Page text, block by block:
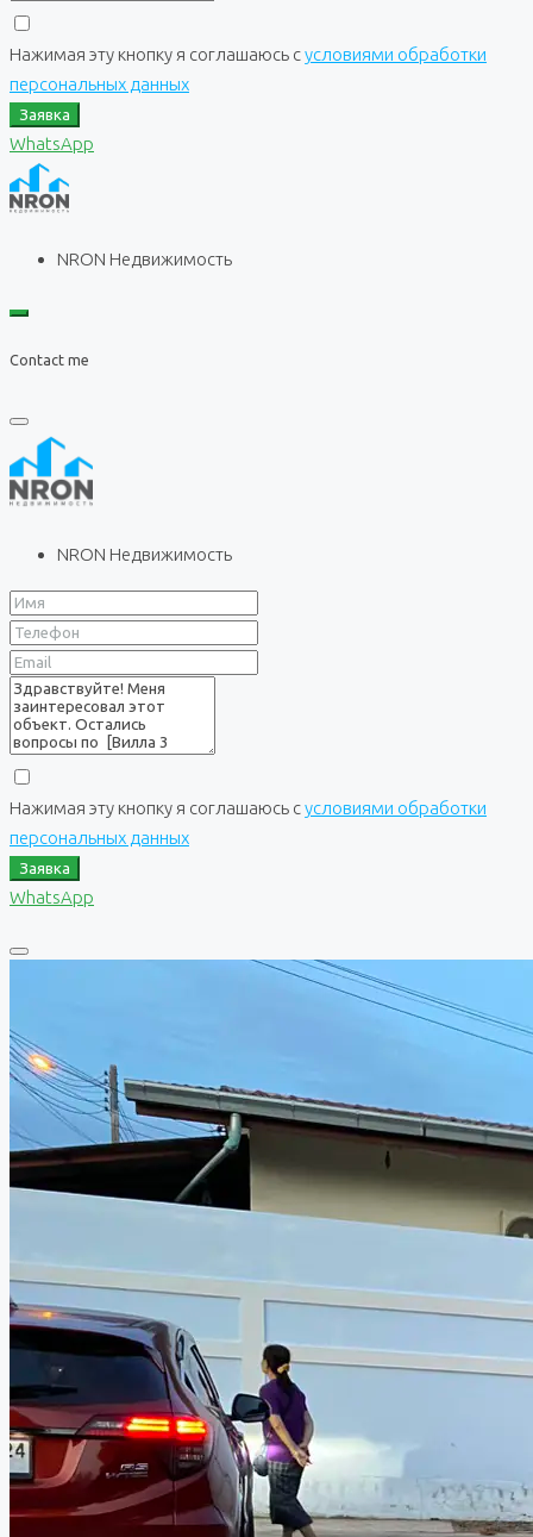
Нажимая эту кнопку я соглашаюсь сусловиями обработки
персональных данных
Заявка
WhatsApp
NRON Недвижимость
Contact me
NRON Недвижимость
Нажимая эту кнопку я соглашаюсь сусловиями обработки
персональных данных
Заявка
WhatsApp